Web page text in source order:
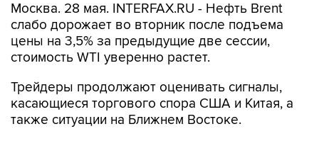
Москва. 28 мая. INTERFAX.RU - Нефть Brent
слабо дорожает во вторник после подъема
цены на 3,5% за предыдущие две сессии,
стоимость WTI уверенно растет.
Трейдеры продолжают оценивать сигналы,
касающиеся торгового спора США и Китая, а
также ситуации на Ближнем Востоке.